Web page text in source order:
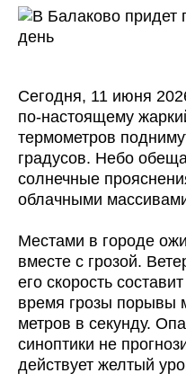
Сегодня, 11 июня
по-настоящему
термометров
градусов. Небо
солнечные
облачными
Местами в городе
вместе с грозой.
его скорость
время грозы порывы
метров в секунду.
синоптики не
действует желтый